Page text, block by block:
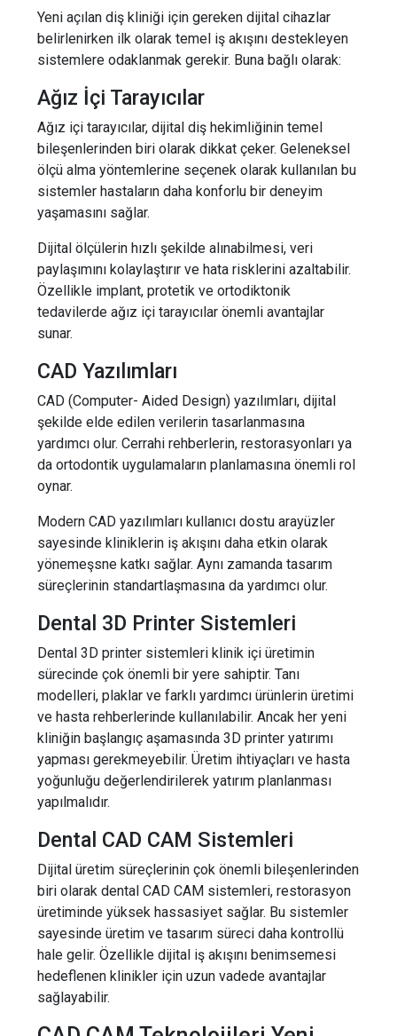
Yeni açılan diş kliniği için gereken dijital cihazlar
belirlenirken ilk olarak temel iş akışını destekleyen
sistemlere odaklanmak gerekir. Buna bağlı olarak:
Ağız İçi Tarayıcılar
Ağız içi tarayıcılar, dijital diş hekimliğinin temel
bileşenlerinden biri olarak dikkat çeker. Geleneksel
ölçü alma yöntemlerine seçenek olarak kullanılan bu
sistemler hastaların daha konforlu bir deneyim
yaşamasını sağlar.
Dijital ölçülerin hızlı şekilde alınabilmesi, veri
paylaşımını kolaylaştırır ve hata risklerini azaltabilir.
Özellikle implant, protetik ve ortodiktonik
tedavilerde ağız içi tarayıcılar önemli avantajlar
sunar.
CAD Yazılımları
CAD (Computer- Aided Design) yazılımları, dijital
şekilde elde edilen verilerin tasarlanmasına
yardımcı olur. Cerrahi rehberlerin, restorasyonları ya
da ortodontik uygulamaların planlamasına önemli rol
oynar.
Modern CAD yazılımları kullanıcı dostu arayüzler
sayesinde kliniklerin iş akışını daha etkin olarak
yönemeşsne katkı sağlar. Aynı zamanda tasarım
süreçlerinin standartlaşmasına da yardımcı olur.
Dental 3D Printer Sistemleri
Dental 3D printer sistemleri klinik içi üretimin
sürecinde çok önemli bir yere sahiptir. Tanı
modelleri, plaklar ve farklı yardımcı ürünlerin üretimi
ve hasta rehberlerinde kullanılabilir. Ancak her yeni
kliniğin başlangıç aşamasında 3D printer yatırımı
yapması gerekmeyebilir. Üretim ihtiyaçları ve hasta
yoğunluğu değerlendirilerek yatırım planlanması
yapılmalıdır.
Dental CAD CAM Sistemleri
Dijital üretim süreçlerinin çok önemli bileşenlerinden
biri olarak dental CAD CAM sistemleri, restorasyon
üretiminde yüksek hassasiyet sağlar. Bu sistemler
sayesinde üretim ve tasarım süreci daha kontrollü
hale gelir. Özellikle dijital iş akışını benimsemesi
hedeflenen klinikler için uzun vadede avantajlar
sağlayabilir.